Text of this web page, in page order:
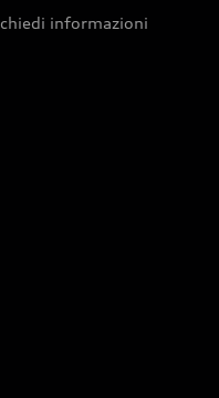
informazioni